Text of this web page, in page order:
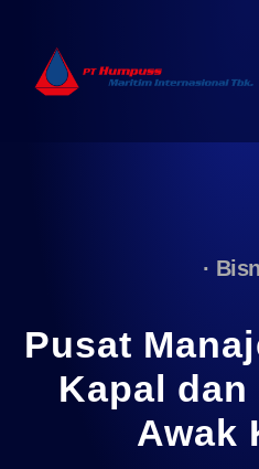
·
Pusat
Kapal
Awak